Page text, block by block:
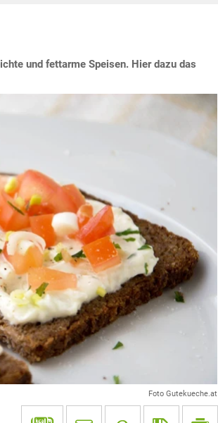
und fettarme Speisen. Hier dazu das
Foto Gutekueche.at